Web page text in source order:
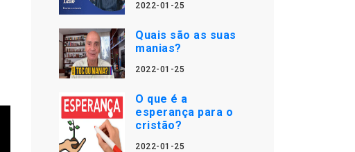
2022-01-25
Quais são as suas
manias?
2022-01-25
O que é a
esperança para o
cristão?
2022-01-25